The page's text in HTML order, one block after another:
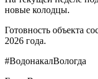
новые колодцы.
Готовность объекта
2026 года.
#ВодонакалВологда